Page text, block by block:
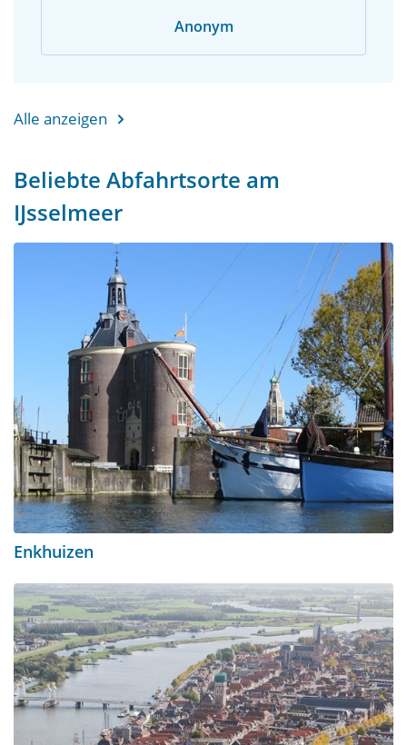
Anonym
Alle anzeigen
Beliebte Abfahrtsorte am
IJsselmeer
Enkhuizen